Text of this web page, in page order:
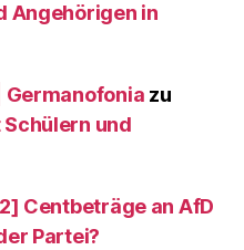
Angehörigen in
Germanofonia zu
und
Centbeträge an AfD
Partei?